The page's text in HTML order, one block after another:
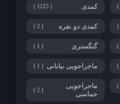
کمدی 1215
کمدی دو نفره 2
گنگستری 1
ماجراجویی بیابانی 1
ماجراجویی
حماسی
2